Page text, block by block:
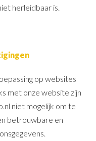
herleidbaar is.
op websites
met onze website zijn
niet mogelijk om te
betrouwbare en